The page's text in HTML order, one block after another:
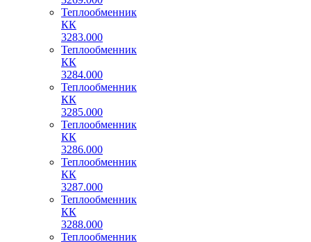
Теплообменник
КК
3283.000
Теплообменник
КК
3284.000
Теплообменник
КК
3285.000
Теплообменник
КК
3286.000
Теплообменник
КК
3287.000
Теплообменник
КК
3288.000
Теплообменник